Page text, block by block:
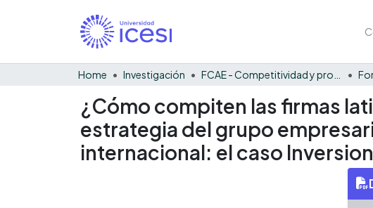
Home Investigación
¿Cómo compiten las firmas
estrategia del grupo
internacional: el caso